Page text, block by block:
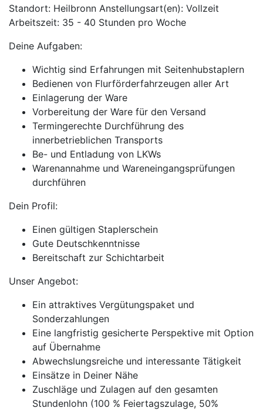
Standort: Heilbronn Anstellungsart(en): Vollzeit
Arbeitszeit: 35 - 40 Stunden pro Woche
Deine Aufgaben:
Wichtig sind Erfahrungen mit Seitenhubstaplern
Bedienen von Flurförderfahrzeugen aller Art
Einlagerung der Ware
Vorbereitung der Ware für den Versand
Termingerechte Durchführung des
innerbetrieblichen Transports
Be- und Entladung von LKWs
Warenannahme und Wareneingangsprüfungen
durchführen
Dein Profil:
Einen gültigen Staplerschein
Gute Deutschkenntnisse
Bereitschaft zur Schichtarbeit
Unser Angebot:
Ein attraktives Vergütungspaket und
Sonderzahlungen
Eine langfristig gesicherte Perspektive mit Option
auf Übernahme
Abwechslungsreiche und interessante Tätigkeit
Einsätze in Deiner Nähe
Zuschläge und Zulagen auf den gesamten
Stundenlohn (100 % Feiertagszulage, 50%